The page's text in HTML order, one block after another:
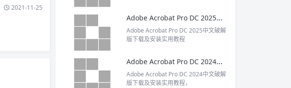
2021-11-25
Adobe Acrobat Pro DC 2025中文破解版下载及安装实用教程
Adobe Acrobat Pro DC 2025中文破解
版下载及安装实用教程
Adobe Acrobat Pro DC 2024中文破解版下载及安装实用教程
Adobe Acrobat Pro DC 2024中文破解
版下载及安装实用教程，